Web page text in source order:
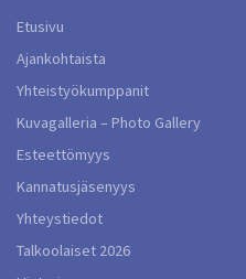
Etusivu
Ajankohtaista
Yhteistyökumppanit
Kuvagalleria – Photo Gallery
Esteettömyys
Kannatusjäsenyys
Yhteystiedot
Talkoolaiset 2026